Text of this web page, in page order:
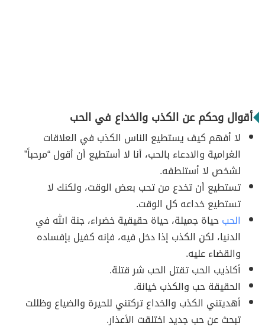
أقوال وحكم عن الكذب والخداع في الحب
لا أفهم كيف يستطيع الناس الكذب في العلاقات
الغرامية والادعاء بالحب، أنا لا أستطيع أن أقول “مرحباً”
لشخص لا أستلطفه.
تستطيع أن تخدع من تحب بعض الوقت، ولكنك لا
تستطيع خداعه كل الوقت.
الحبحياة جميلة، حياة حقيقية خضراء، جنة الله في
الدنيا، لكن الكذب إذا دخل فيه، فإنه كفيل بإفساده
والقضاء عليه.
أكاذيب الحب تقتل الحب شر قتلة.
الحقيقة حب والكذب خيانة.
أهديتني الكذب والخداع تركتني للحيرة والضياع وظللت
تبحث عن حب جديد اختلقت الأعذار.